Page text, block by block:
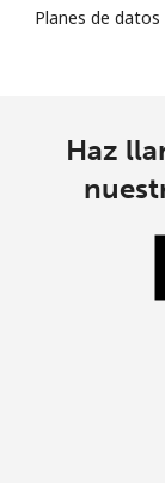
Planes de
Haz